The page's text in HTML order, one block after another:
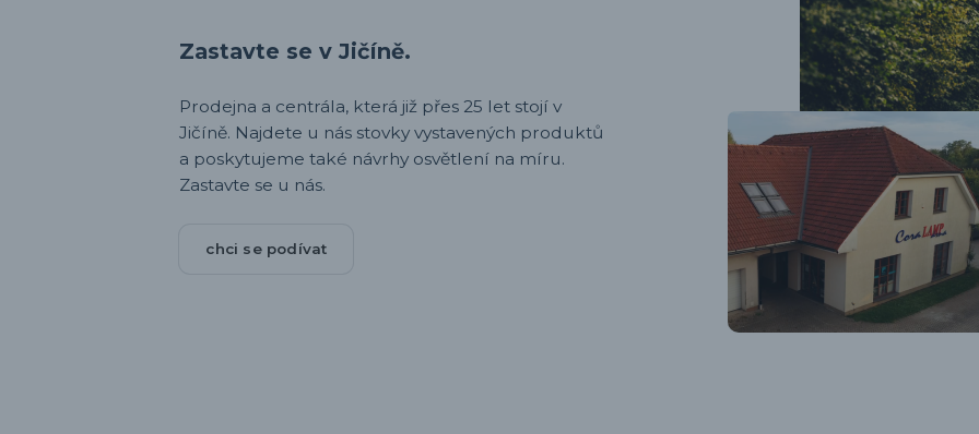
Zastavte se v Jičíně.
Prodejna a centrála, která již přes 25 let stojí v
Jičíně. Najdete u nás stovky vystavených produktů
a poskytujeme také návrhy osvětlení na míru.
Zastavte se u nás.
chci se podívat